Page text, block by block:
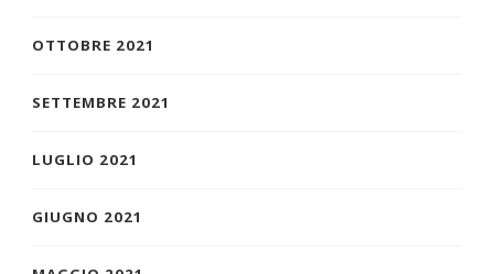
OTTOBRE 2021
SETTEMBRE 2021
LUGLIO 2021
GIUGNO 2021